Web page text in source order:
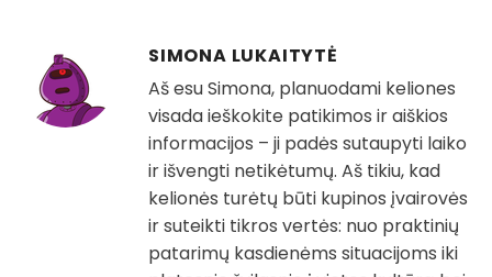
SIMONA LUKAITYTĖ
Aš esu Simona, planuodami keliones
visada ieškokite patikimos ir aiškios
informacijos – ji padės sutaupyti laiko
ir išvengti netikėtumų. Aš tikiu, kad
kelionės turėtų būti kupinos įvairovės
ir suteikti tikros vertės: nuo praktinių
patarimų kasdienėms situacijoms iki